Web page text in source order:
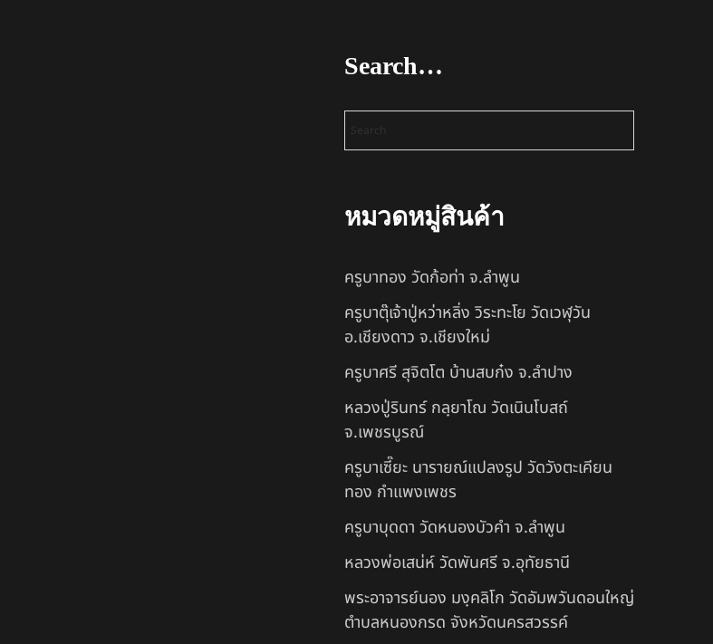
Search…
หมวดหมู่สินค้า
ครูบาทอง วัดก้อท่า จ.ลำพูน
ครูบาตุ๊เจ้าปู่หว่าหลิ่ง วิระทะโย วัดเวฬุวัน
อ.เชียงดาว จ.เชียงใหม่
ครูบาศรี สุจิตโต บ้านสบก๋ง จ.ลำปาง
หลวงปู่รินทร์ กลฺยาโณ วัดเนินโบสถ์
จ.เพชรบูรณ์
ครูบาเซี๊ยะ นารายณ์แปลงรูป วัดวังตะเคียน
ทอง กำแพงเพชร
ครูบาบุดดา วัดหนองบัวคํา จ.ลําพูน
หลวงพ่อเสน่ห์ วัดพันศรี จ.อุทัยธานี
พระอาจารย์นอง มงฺคลิโก วัดอัมพวันดอนใหญ่
ตำบลหนองกรด จังหวัดนครสวรรค์